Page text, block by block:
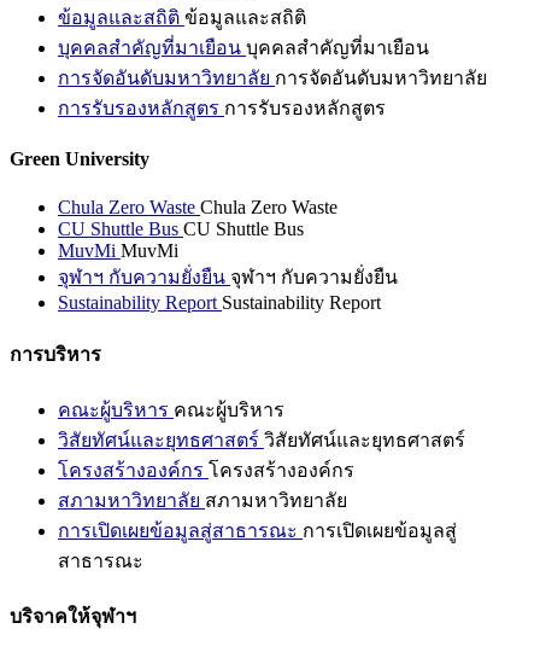
ข้อมูลและสถิติ ข้อมูลและสถิติ
บุคคลสำคัญที่มาเยือน บุคคลสำคัญที่มาเยือน
การจัดอันดับมหาวิทยาลัย การจัดอันดับมหาวิทยาลัย
การรับรองหลักสูตร การรับรองหลักสูตร
Green University
Chula Zero Waste Chula Zero Waste
CU Shuttle Bus CU Shuttle Bus
MuvMi MuvMi
จุฬาฯ กับความยั่งยืน จุฬาฯ กับความยั่งยืน
Sustainability Report Sustainability Report
การบริหาร
คณะผู้บริหาร คณะผู้บริหาร
วิสัยทัศน์และยุทธศาสตร์ วิสัยทัศน์และยุทธศาสตร์
โครงสร้างองค์กร โครงสร้างองค์กร
สภามหาวิทยาลัย สภามหาวิทยาลัย
การเปิดเผยข้อมูลสู่สาธารณะ การเปิดเผยข้อมูลสู่
สาธารณะ
บริจาคให้จุฬาฯ